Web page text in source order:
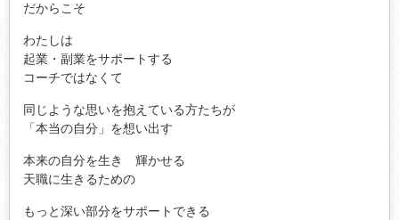
だからこそ
わたしは
起業・副業をサポートする
コーチではなくて
同じような思いを抱えている方たちが
「本当の自分」を想い出す
本来の自分を生き 輝かせる
天職に生きるための
もっと深い部分をサポートできる